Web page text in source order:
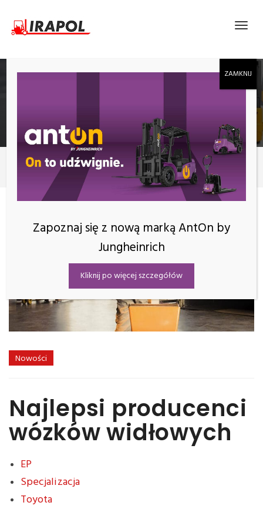
Nowości Najlepsi producenci wózków widłowych
Nowości
Najlepsi producenci
wózków widłowych
EP
Specjalizacja
Toyota
Zapoznaj się z nową marką AntOn by
Jungheinrich
Kliknij po więcej szczegółów